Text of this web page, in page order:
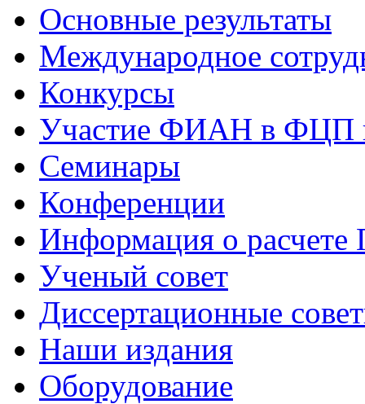
Основные результаты
Международное
Конкурсы
Участие ФИАН в ФЦП
Семинары
Конференции
Информация о
Ученый совет
Диссертационные
Наши издания
Оборудование